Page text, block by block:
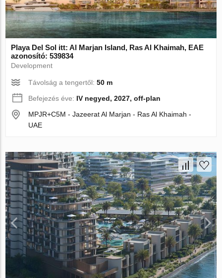
Playa Del Sol itt: Al Marjan Island, Ras Al Khaimah, EAE
azonosító: 539834
Development
Távolság a tengertől:50 m
Befejezés éve: IV negyed, 2027, off-plan
MPJR+C5M - Jazeerat Al Marjan - Ras Al Khaimah -
UAE